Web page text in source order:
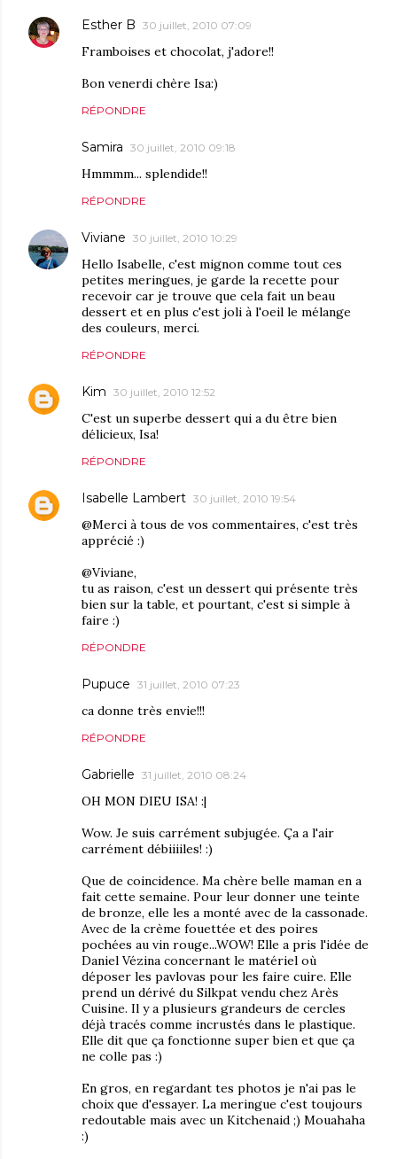
Esther B 30 juillet, 2010 07:09
Framboises et chocolat, j'adore!!
Bon venerdi chère Isa:)
RÉPONDRE
Samira 30 juillet, 2010 09:18
Hmmmm... splendide!!
RÉPONDRE
Viviane 30 juillet, 2010 10:29
Hello Isabelle, c'est mignon comme tout ces
petites meringues, je garde la recette pour
recevoir car je trouve que cela fait un beau
dessert et en plus c'est joli à l'oeil le mélange
des couleurs, merci.
RÉPONDRE
Kim 30 juillet, 2010 12:52
C'est un superbe dessert qui a du être bien
délicieux, Isa!
RÉPONDRE
Isabelle Lambert 30 juillet, 2010 19:54
@Merci à tous de vos commentaires, c'est très
apprécié :)
@Viviane,
tu as raison, c'est un dessert qui présente très
bien sur la table, et pourtant, c'est si simple à
faire :)
RÉPONDRE
Pupuce 31 juillet, 2010 07:23
ca donne très envie!!!
RÉPONDRE
Gabrielle 31 juillet, 2010 08:24
OH MON DIEU ISA! :|
Wow. Je suis carrément subjugée. Ça a l'air
carrément débiiiiles! :)
Que de coincidence. Ma chère belle maman en a
fait cette semaine. Pour leur donner une teinte
de bronze, elle les a monté avec de la cassonade.
Avec de la crème fouettée et des poires
pochées au vin rouge...WOW! Elle a pris l'idée de
Daniel Vézina concernant le matériel où
déposer les pavlovas pour les faire cuire. Elle
prend un dérivé du Silkpat vendu chez Arès
Cuisine. Il y a plusieurs grandeurs de cercles
déjà tracés comme incrustés dans le plastique.
Elle dit que ça fonctionne super bien et que ça
ne colle pas :)
En gros, en regardant tes photos je n'ai pas le
choix que d'essayer. La meringue c'est toujours
redoutable mais avec un Kitchenaid ;) Mouahaha
:)